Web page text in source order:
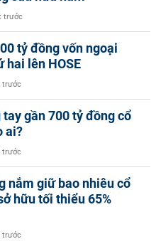
trước
tỷ đồng vốn ngoại
hai lên HOSE
trước
gần 700 tỷ đồng cổ
ai?
trước
nắm giữ bao nhiêu cổ
hữu tối thiểu 65%
trước